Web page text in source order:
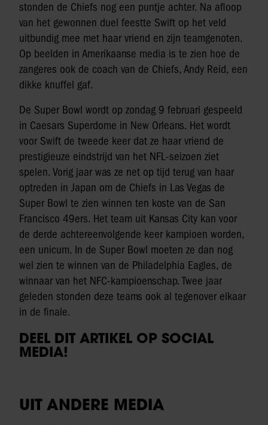
stonden de Chiefs nog een puntje achter. Na afloop
van het gewonnen duel feestte Swift op het veld
uitbundig mee met haar vriend en zijn teamgenoten.
Op beelden in Amerikaanse media is te zien hoe de
zangeres ook de coach van de Chiefs, Andy Reid, een
dikke knuffel gaf.
De Super Bowl wordt op zondag 9 februari gespeeld
in Caesars Superdome in New Orleans. Het wordt
voor Swift de tweede keer dat ze haar vriend de
prestigieuze eindstrijd van het NFL-seizoen ziet
spelen. Vorig jaar was ze net op tijd terug van haar
optreden in Japan om de Chiefs in Las Vegas de
Super Bowl te zien winnen ten koste van de San
Francisco 49ers. Het team uit Kansas City kan voor
de derde achtereenvolgende keer kampioen worden,
een unicum. In de Super Bowl moeten ze dan nog
wel zien te winnen van de Philadelphia Eagles, de
winnaar van het NFC-kampioenschap. Twee jaar
geleden stonden deze teams ook al tegenover elkaar
in de finale.
DEEL DIT ARTIKEL OP SOCIAL
MEDIA!
UIT ANDERE MEDIA